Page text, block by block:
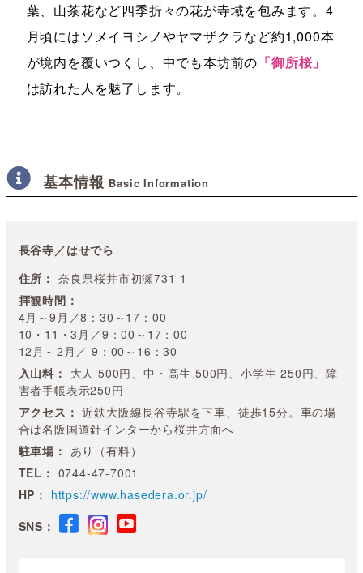
葉、山茶花など四季折々の花が寺域を包みます。4
月頃にはソメイヨシノやヤマザクラなど約1,000本
が境内を覆いつくし、中でも本坊前の 「御所桜」
は訪れた人を魅了します。
基本情報 Basic Information
長谷寺／はせでら
住所： 奈良県桜井市初瀬731-1
拝観時間：
4月～9月／8：30～17：00
10・11・3月／9：00～17：00
12月～2月／ 9：00～16：30
入山料： 大人 500円、中・高生 500円、小学生 250円、障
害者手帳表示250円
アクセス： 近鉄大阪線長谷寺駅を下車、徒歩15分。車の場
合は名阪国道針インターから桜井方面へ
駐車場： あり（有料）
TEL： 0744-47-7001
HP： https://www.hasedera.or.jp/
SNS：